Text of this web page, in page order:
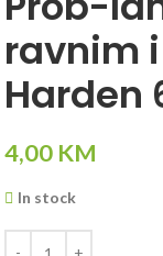
ravnim
Harden
4,00 KM
In stock